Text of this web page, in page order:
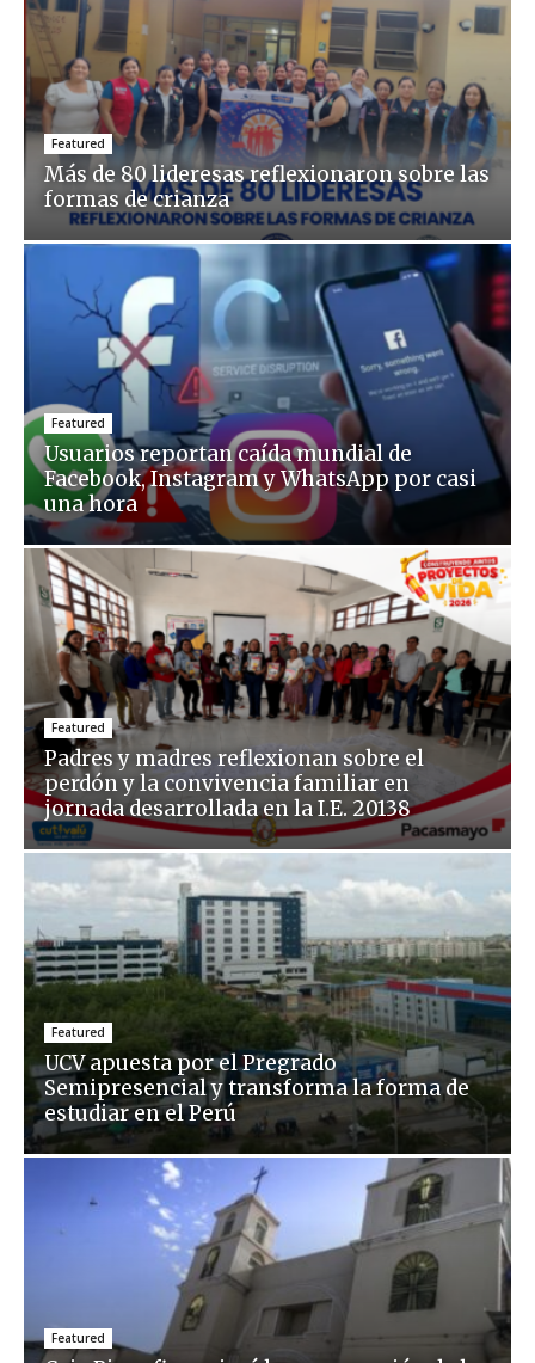
Featured
Más de 80 lideresas reflexionaron sobre las
formas de crianza
Featured
Usuarios reportan caída mundial de
Facebook, Instagram y WhatsApp por casi
una hora
Featured
Padres y madres reflexionan sobre el
perdón y la convivencia familiar en
jornada desarrollada en la I.E. 20138
Featured
UCV apuesta por el Pregrado
Semipresencial y transforma la forma de
estudiar en el Perú
Featured